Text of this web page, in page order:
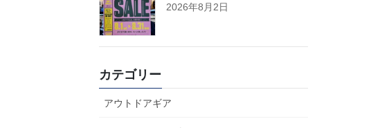
2026年8月2日
カテゴリー
アウトドアギア